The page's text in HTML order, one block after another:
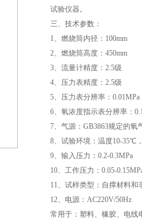
试验仪器。
三、技术参数：
1、燃烧筒内径：100mm
2、燃烧筒高度：450mm
3、流量计精度：2.5级
4、压力表精度：2.5级
5、压力表分辨率：0.01MPa
6、氧浓度指示表分辨率：
7、气源：GB3863规定的氧
8、试验环境：温度10-35℃
9、输入压力：0.2-0.3MPa
10、工作压力：0.05-
11、试样类型：自撑材料和
12、电源：AC220V/50Hz
常用于：塑料、橡胶、电线